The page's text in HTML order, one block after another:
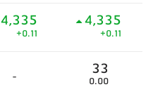
4,335
+0.11
4,335
+0.11
- 33
0.00